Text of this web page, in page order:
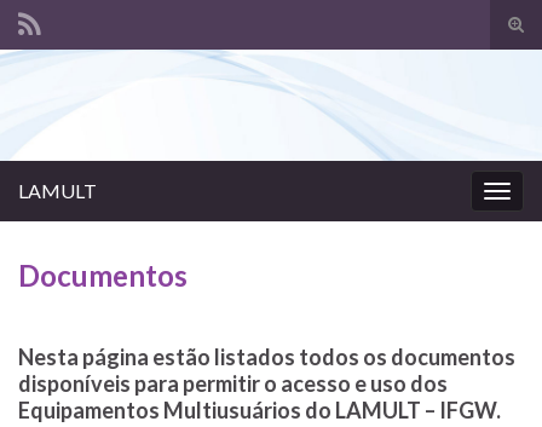
LAMULT
Documentos
Nesta página estão listados todos os documentos
disponíveis para permitir o acesso e uso dos
Equipamentos Multiusuários do LAMULT – IFGW.